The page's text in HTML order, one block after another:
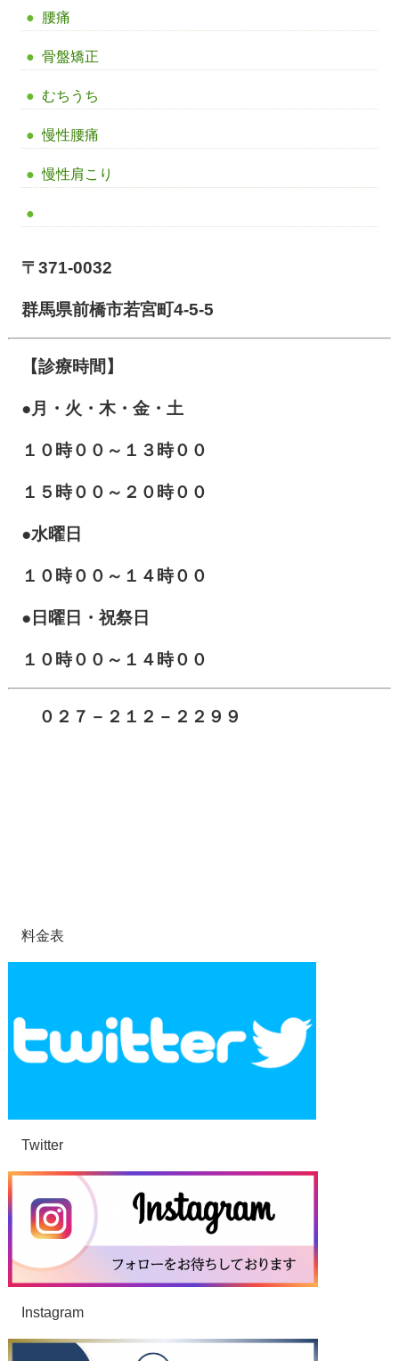
腰痛
骨盤矯正
むちうち
慢性腰痛
慢性肩こり
〒371-0032
群馬県前橋市若宮町4-5-5
【診療時間】
●月・火・木・金・土
１０ 時００～１３時００
１５時００～２０時００
●水曜日
１０時００～１４時００
●日曜日・祝祭日
１０時００～１４時００
０２７－２１２－２２９９
料金表
Twitter
Instagram